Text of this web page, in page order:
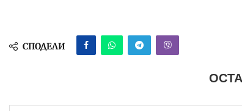
СПОДЕЛИ